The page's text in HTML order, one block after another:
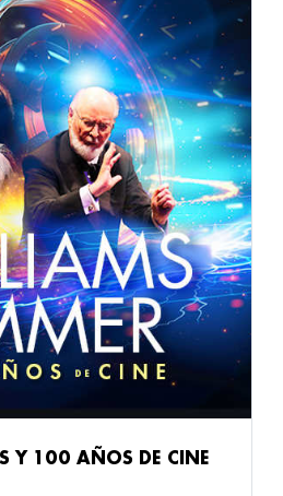
Y 100 AÑOS DE CINE